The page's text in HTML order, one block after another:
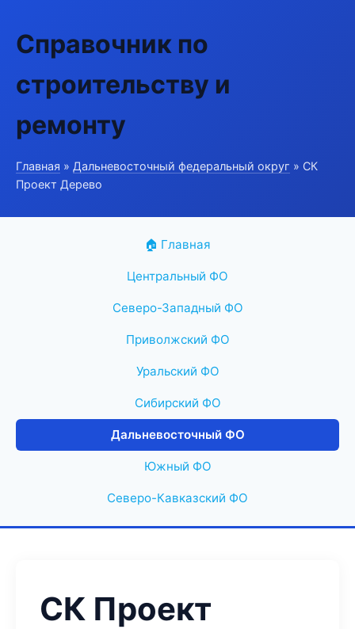
Справочник по
строительству и
ремонту
Главная » Дальневосточный федеральный округ » СК
Проект Дерево
🏠 Главная
Центральный ФО
Северо-Западный ФО
Приволжский ФО
Уральский ФО
Сибирский ФО
Дальневосточный ФО
Южный ФО
Северо-Кавказский ФО
СК Проект